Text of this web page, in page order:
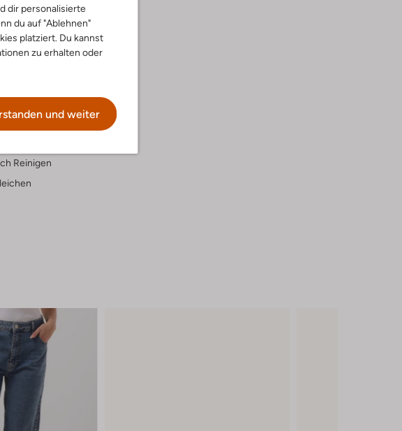
dir personalisierte
du auf "Ablehnen"
platziert. Du kannst
zu erhalten oder
und weiter
den Trockner
Reinigen